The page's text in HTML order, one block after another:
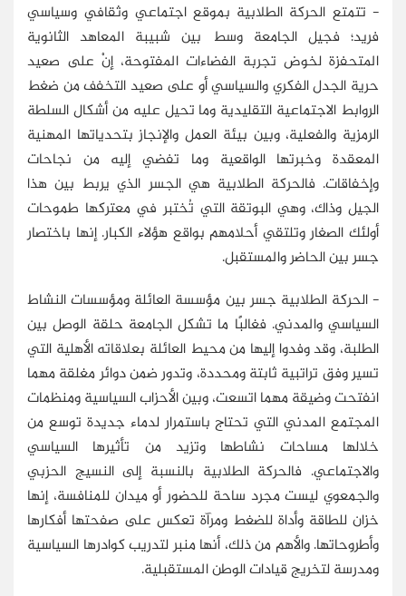
- تتمتع الحركة الطلابية بموقع اجتماعي وثقافي وسياسي
فريد؛ فجيل الجامعة وسط بين شبيبة المعاهد الثانوية
المتحفزة لخوض تجربة الفضاءات المفتوحة، إنْ على صعيد
حرية الجدل الفكري والسياسي أو على صعيد التخفف من ضغط
الروابط الاجتماعية التقليدية وما تحيل عليه من أشكال السلطة
الرمزية والفعلية، وبين بيئة العمل والإنجاز بتحدياتها المهنية
المعقدة وخبرتها الواقعية وما تفضي إليه من نجاحات
وإخفاقات. فالحركة الطلابية هي الجسر الذي يربط بين هذا
الجيل وذاك، وهي البوتقة التي تُختبر في معتركها طموحات
أولئك الصغار وتلتقي أحلامهم بواقع هؤلاء الكبار. إنها باختصار
جسر بين الحاضر والمستقبل.
- الحركة الطلابية جسر بين مؤسسة العائلة ومؤسسات النشاط
السياسي والمدني. فغالبًا ما تشكل الجامعة حلقة الوصل بين
الطلبة، وقد وفدوا إليها من محيط العائلة بعلاقاته الأهلية التي
تسير وفق تراتبية ثابتة ومحددة، وتدور ضمن دوائر مغلقة مهما
انفتحت وضيقة مهما اتسعت، وبين الأحزاب السياسية ومنظمات
المجتمع المدني التي تحتاج باستمرار لدماء جديدة توسع من
خلالها مساحات نشاطها وتزيد من تأثيرها السياسي
والاجتماعي. فالحركة الطلابية بالنسبة إلى النسيج الحزبي
والجمعوي ليست مجرد ساحة للحضور أو ميدان للمنافسة، إنها
خزان للطاقة وأداة للضغط ومرآة تعكس على صفحتها أفكارها
وأطروحاتها. والأهم من ذلك، أنها منبر لتدريب كوادرها السياسية
ومدرسة لتخريج قيادات الوطن المستقبلية.